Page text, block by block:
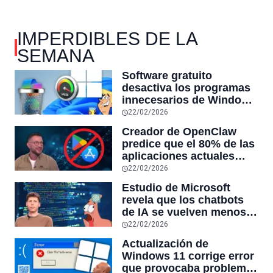
IMPERDIBLES DE LA
SEMANA
Software gratuito
desactiva los programas
innecesarios de Windows
11 y optimiza el PC,
RAM y mucho más
22/02/2026
Creador de OpenClaw
predice que el 80% de las
aplicaciones actuales
desaparecerán en el
las aplicaciones con
sensores únicos o
conexiones especiales a
hardware
22/02/2026
Estudio de Microsoft
revela que los chatbots
de IA se vuelven menos
confiables mientras más
tiempo hablas con ellos:
la falta de confiabilidad
sube un 112%
22/02/2026
Actualización de
Windows 11 corrige error
que provocaba problemas